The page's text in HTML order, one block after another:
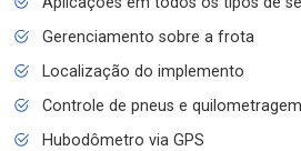
Gerenciamento sobre a frota
Localização do implemento
Controle de pneus e
Hubodômetro via GPS